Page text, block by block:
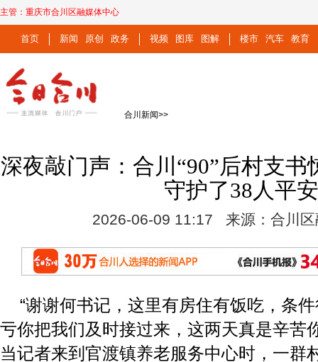
主管： 重庆市合川区融媒体中心
首页 新闻 原创 政务 视频 图库 图解 楼市 汽车 教育
合川新闻>>
深夜敲门声：合川“90”后村支书
守护了38人平安
2026-06-09 11:17 来源：合川区
“谢谢何书记，这里有房住有饭吃，条
亏你把我们及时接过来，这两天真是辛苦
当记者来到官渡镇养老服务中心时，一群